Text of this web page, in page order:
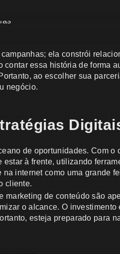
ela constrói
contar essa história de forma
ao escolher sua
negócio.
de oportunidades. Com o
estar à frente, utilizando
internet como uma grande
cliente.
marketing de conteúdo são
o alcance. O
esteja preparado para